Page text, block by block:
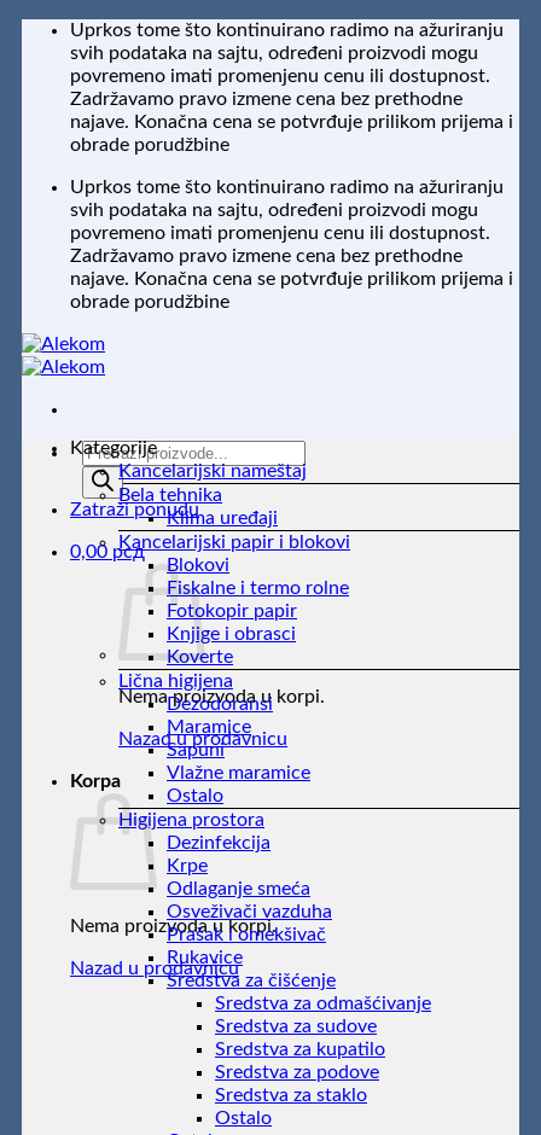
Preskoči
sadržaj
Uprkos tome što kontinuirano radimo na ažuriranju
svih podataka na sajtu, određeni proizvodi mogu
povremeno imati promenjenu cenu ili dostupnost.
Zadržavamo pravo izmene cena bez prethodne
najave. Konačna cena se potvrđuje prilikom prijema i
obrade porudžbine
Uprkos tome što kontinuirano radimo na ažuriranju
svih podataka na sajtu, određeni proizvodi mogu
povremeno imati promenjenu cenu ili dostupnost.
Zadržavamo pravo izmene cena bez prethodne
najave. Konačna cena se potvrđuje prilikom prijema i
obrade porudžbine
Products
search
Zatraži ponudu
0,00 рсд
Nema proizvoda u korpi.
Nazad u prodavnicu
Korpa
Nema proizvoda u korpi.
Nazad u prodavnicu
Kategorije
Kancelarijski nameštaj
Bela tehnika
Klima uređaji
Kancelarijski papir i blokovi
Blokovi
Fiskalne i termo rolne
Fotokopir papir
Knjige i obrasci
Koverte
Lična higijena
Dezodoransi
Maramice
Sapuni
Vlažne maramice
Ostalo
Higijena prostora
Dezinfekcija
Krpe
Odlaganje smeća
Osveživači vazduha
Prašak i omekšivač
Rukavice
Sredstva za čišćenje
Sredstva za odmašćivanje
Sredstva za sudove
Sredstva za kupatilo
Sredstva za podove
Sredstva za staklo
Ostalo